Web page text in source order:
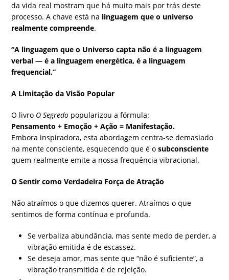
da vida real mostram que há muito mais por trás deste
processo. A chave está na linguagem que o universo
realmente compreende.
“A linguagem que o Universo capta não é a linguagem
verbal — é a linguagem energética, é a linguagem
frequencial.”
A Limitação da Visão Popular
O livro O Segredo popularizou a fórmula:
Pensamento + Emoção + Ação = Manifestação.
Embora inspiradora, esta abordagem centra-se demasiado
na mente consciente, esquecendo que é osubconsciente
quem realmente emite a nossa frequência vibracional.
O Sentir como Verdadeira Força de Atração
Não atraímos o que dizemos querer. Atraímos o que
sentimos de forma contínua e profunda.
Se verbaliza abundância, mas sente medo de perder, a
vibração emitida é de escassez.
Se deseja amor, mas sente que “não é suficiente”, a
vibração transmitida é de rejeição.